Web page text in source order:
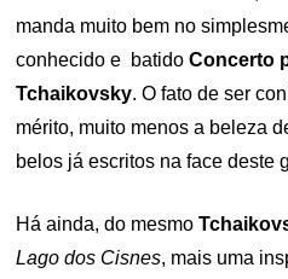
manda muito bem no
conhecido e batidoConcerto
Tchaikovsky. O fato de ser
mérito, muito menos a beleza
belos já escritos na face
Há ainda, do mesmo
Lago dos Cisnes, mais uma